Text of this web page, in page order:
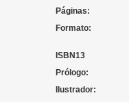
Páginas:
Formato:
ISBN13
Prólogo:
Ilustrador: